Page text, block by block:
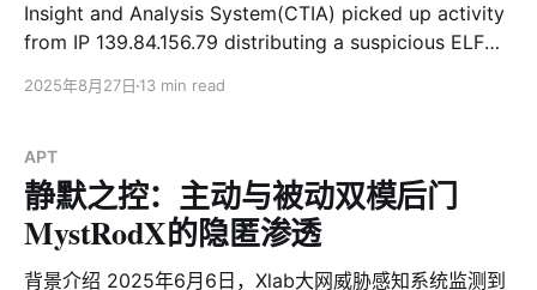
Insight and Analysis System(CTIA) picked up activity
from IP 139.84.156.79 distributing a suspicious ELF
4/65. While conventional scanners labeled it as Mirai,
2025年8月27日 13 min read
APT
静默之控：主动与被动双模后门
MystRodX的隐匿渗透
背景介绍 2025年6月6日，Xlab大网威胁感知系统监测到